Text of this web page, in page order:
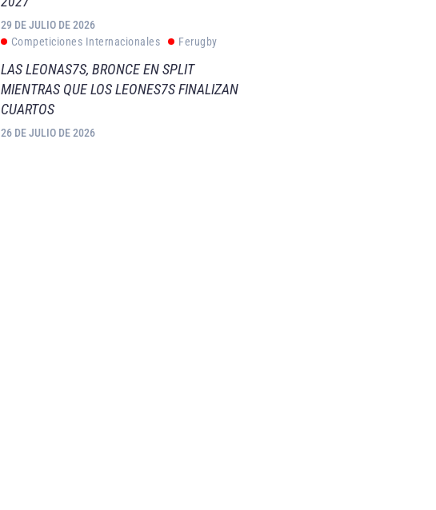
29 DE JULIO DE 2026
Competiciones Internacionales
Ferugby
LAS LEONAS7S, BRONCE EN SPLIT
MIENTRAS QUE LOS LEONES7S FINALIZAN
CUARTOS
26 DE JULIO DE 2026